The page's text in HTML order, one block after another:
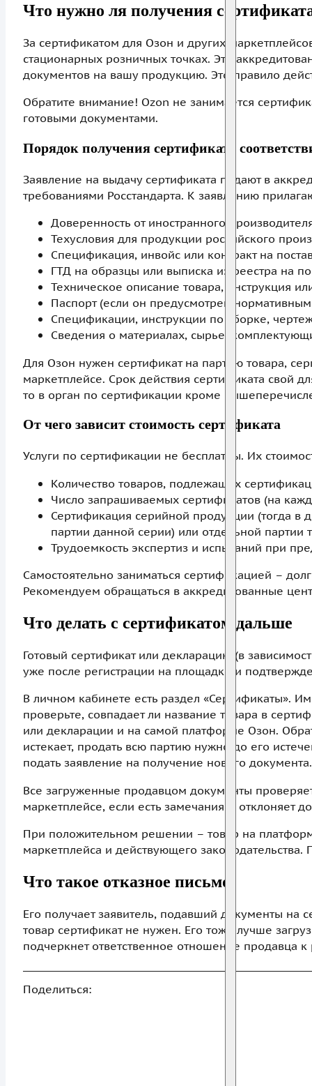
Что нужно ля получения
За сертификатом для Озон и других
стационарных розничных точках. Это
документов на вашу продукцию. Это правило
Обратите внимание! Ozon не занимается
готовыми документами.
Порядок получения сертификата
Заявление на выдачу сертификата подают в
требованиями Росстандарта. К заявлению
Доверенность от иностранного
Техусловия для продукции российского
Спецификация, инвойс или контракт на
ГТД на образцы или выписка из реестра на
Техническое описание товара, инструкция
Паспорт (если он предусмотрен
Спецификации, инструкции по сборке,
Сведения о материалах, сырье,
Для Озон нужен сертификат на партию товара,
маркетплейсе. Срок действия сертификата свой
то в орган по сертификации кроме
От чего зависит стоимость сертификата
Услуги по сертификации не бесплатны. Их
Количество товаров, подлежащих
Число запрашиваемых сертификатов (на
Сертификация серийной продукции (тогда в
партии данной серии) или отдельной
Трудоемкость экспертиз и испытаний при
Самостоятельно заниматься сертификацией –
Рекомендуем обращаться в аккредитованные
Что делать с сертификатом дальше
Готовый сертификат или декларацию (в
уже после регистрации на площадке и
В личном кабинете есть раздел «Сертификаты».
проверьте, совпадает ли название товара в
или декларации и на самой платформе Озон.
истекает, продать всю партию нужно до его
подать заявление на получение нового документа.
Все загруженные продавцом документы
маркетплейсе, если есть замечания – отклоняет
При положительном решении – товар на
маркетплейса и действующего
Что такое отказное письмо
Его получает заявитель, подавший документы на
товар сертификат не нужен. Его тоже лучше
подчеркнет ответственное отношение продавца
Поделиться: